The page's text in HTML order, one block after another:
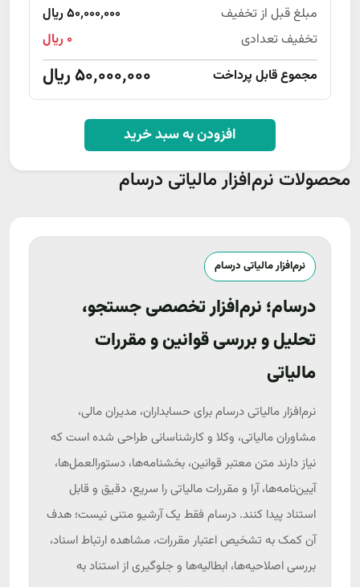
مبلغ قبل از تخفیف
۵۰٬۰۰۰٬۰۰۰ ریال
تخفیف تعدادی
۰ ریال
مجموع قابل پرداخت
۵۰٬۰۰۰٬۰۰۰ ریال
افزودن به سبد خرید
محصولات نرم‌افزار مالیاتی درسام
نرم‌افزار مالیاتی درسام
درسام؛ نرم‌افزار تخصصی جستجو،
تحلیل و بررسی قوانین و مقررات
مالیاتی
نرم‌افزار مالیاتی درسام برای حسابداران، مدیران مالی،
مشاوران مالیاتی، وکلا و کارشناسانی طراحی شده است که
نیاز دارند متن معتبر قوانین، بخشنامه‌ها، دستورالعمل‌ها،
آیین‌نامه‌ها، آرا و مقررات مالیاتی را سریع، دقیق و قابل
استناد پیدا کنند. درسام فقط یک آرشیو متنی نیست؛ هدف
آن کمک به تشخیص اعتبار مقررات، مشاهده ارتباط اسناد،
بررسی اصلاحیه‌ها، ابطالیه‌ها و جلوگیری از استناد به